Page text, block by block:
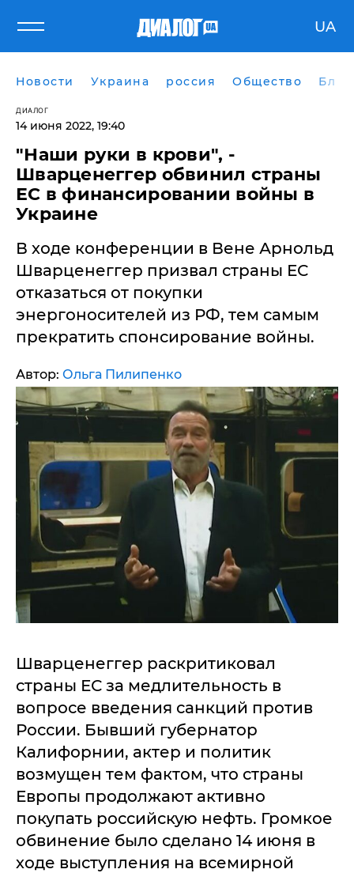
UA
Новости Украина россия Общество
ДИАЛОГ
14 июня 2022, 19:40
"Наши руки в крови", -
Шварценеггер обвинил страны
ЕС в финансировании войны в
Украине
В ходе конференции в Вене Арнольд
Шварценеггер призвал страны ЕС
отказаться от покупки
энергоносителей из РФ, тем самым
прекратить спонсирование войны.
Автор: Ольга Пилипенко
Шварценеггер раскритиковал
страны ЕС за медлительность в
вопросе введения санкций против
России. Бывший губернатор
Калифорнии, актер и политик
возмущен тем фактом, что страны
Европы продолжают активно
покупать российскую нефть. Громкое
обвинение было сделано 14 июня в
ходе выступления на всемирной